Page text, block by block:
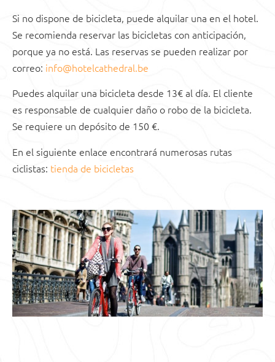
Si no dispone de bicicleta, puede alquilar una en el hotel.
Se recomienda reservar las bicicletas con anticipación,
porque ya no está. Las reservas se pueden realizar por
correo: info@hotelcathedral.be
Puedes alquilar una bicicleta desde 13€ al día. El cliente
es responsable de cualquier daño o robo de la bicicleta.
Se requiere un depósito de 150 €.
En el siguiente enlace encontrará numerosas rutas
ciclistas: tienda de bicicletas